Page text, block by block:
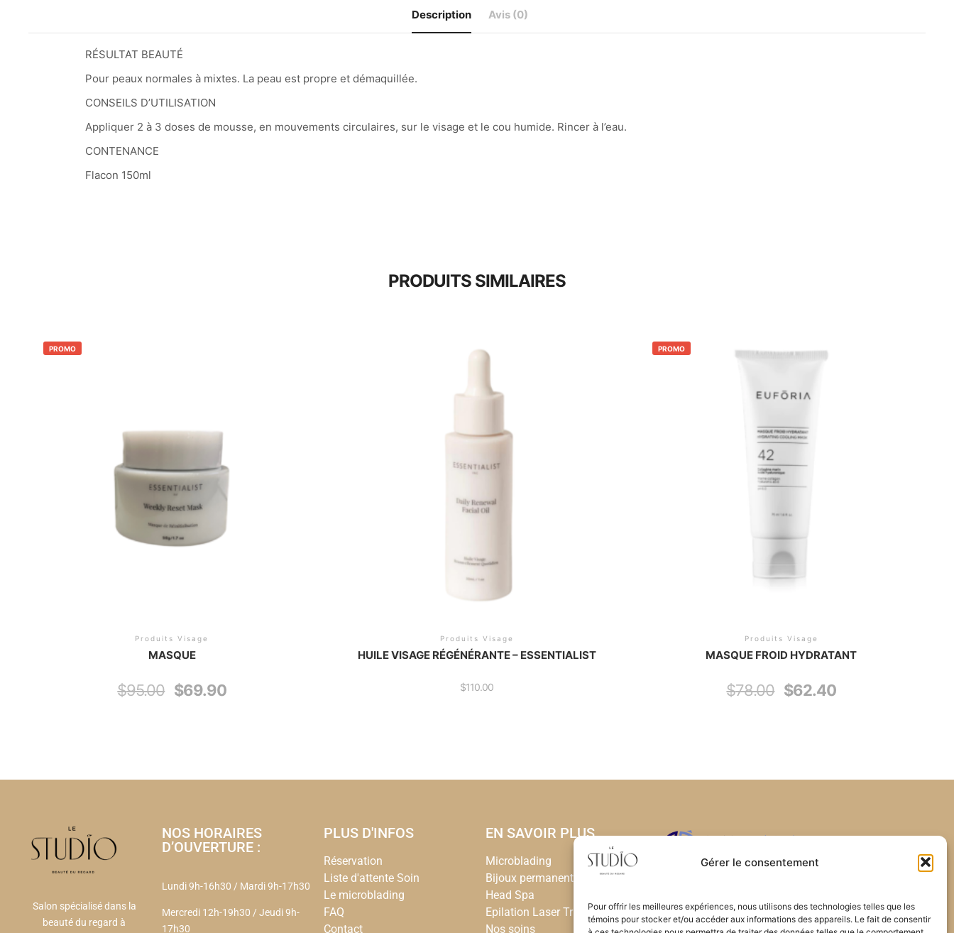
Gérer le consentement
Pour offrir les meilleures expériences, nous utilisons des technologies telles que les
témoins pour stocker et/ou accéder aux informations des appareils. Le fait de consentir
Description Avis (0)
RÉSULTAT BEAUTÉ
Pour peaux normales à mixtes. La peau est propre et démaquillée.
CONSEILS D’UTILISATION
Appliquer 2 à 3 doses de mousse, en mouvements circulaires, sur le visage et le cou humide. Rincer à l’eau.
CONTENANCE
Flacon 150ml
PRODUITS SIMILAIRES
PROMO
Produits Visage
MASQUE
$95.00 $69.90
Produits Visage
HUILE VISAGE RÉGÉNÉRANTE – ESSENTIALIST
$110.00
PROMO
Produits Visage
MASQUE FROID HYDRATANT
$78.00 $62.40
Salon spécialisé dans la
beauté du regard à
NOS HORAIRES
D’OUVERTURE :
Lundi 9h-16h30 / Mardi 9h-17h30
Mercredi 12h-19h30 / Jeudi 9h-
17h30
PLUS D'INFOS
Réservation
Liste d'attente Soin
Le microblading
FAQ
Contact
EN SAVOIR PLUS
Microblading
Bijoux permanent
Head Spa
Epilation Laser Triton
Nos soins